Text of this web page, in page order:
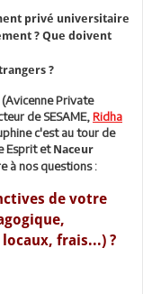
privé universitaire
? Que doivent
?
Private
de SESAME, Ridha
c'est au tour de
Esprit et Naceur
à nos questions :
de votre
frais...) ?